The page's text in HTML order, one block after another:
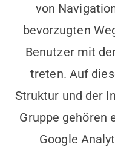
von
bevorzugten
Benutzer mit
treten. Auf
Struktur und der
Gruppe gehören
Google